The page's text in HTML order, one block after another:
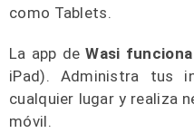
como Tablets.
La app deWasi
iPad). Administra tus
cualquier lugar y realiza
móvil.